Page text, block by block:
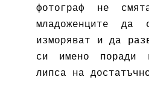
фотограф не
младоженците да
изморяват и да
си имено поради
липса на